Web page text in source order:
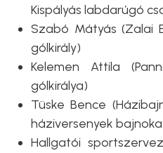
Kispályás labdarúgó
Szabó Mátyás (Zalai
gólkirály)
Kelemen Attila
gólkirálya)
Tüske Bence
háziversenyek
Hallgatói